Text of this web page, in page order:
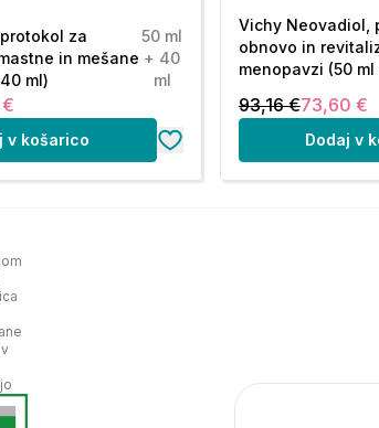
za
in mešane
ml)
50 ml
+ 40
ml
v košarico
Vichy Neovadiol,
obnovo in
menopavzi (50 ml
93,16 €73,60 €
Dodaj v